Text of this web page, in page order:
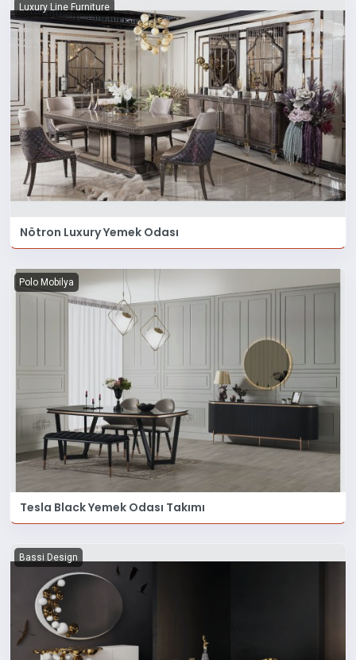
Luxury Line Furniture
Nötron Luxury Yemek Odası
Polo Mobilya
Tesla Black Yemek Odası Takımı
Bassi Design